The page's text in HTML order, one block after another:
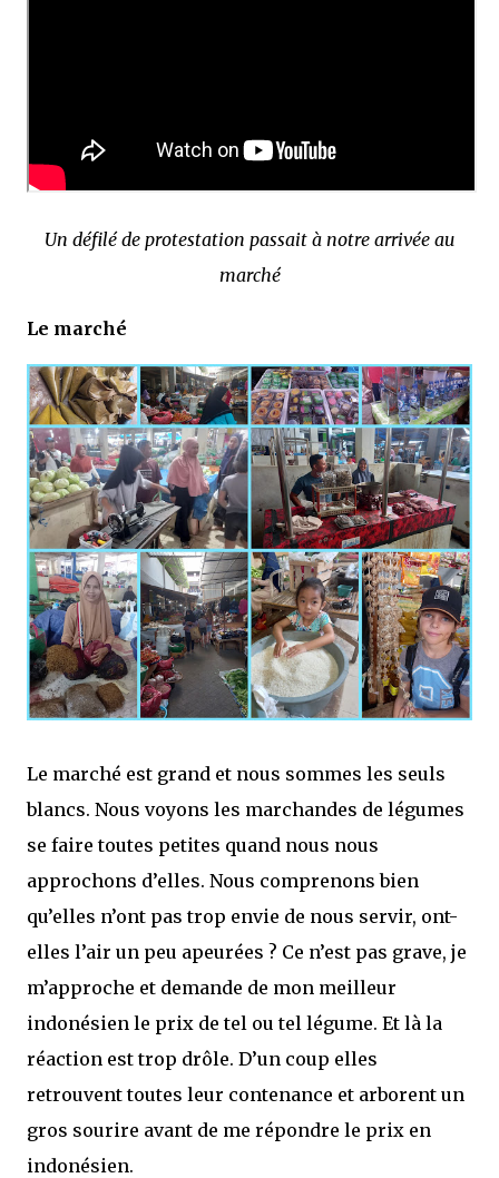
Un défilé de protestation passait à notre arrivée au
marché
Le marché
Le marché est grand et nous sommes les seuls
blancs. Nous voyons les marchandes de légumes
se faire toutes petites quand nous nous
approchons d’elles. Nous comprenons bien
qu’elles n’ont pas trop envie de nous servir, ont-
elles l’air un peu apeurées ? Ce n’est pas grave, je
m’approche et demande de mon meilleur
indonésien le prix de tel ou tel légume. Et là la
réaction est trop drôle. D’un coup elles
retrouvent toutes leur contenance et arborent un
gros sourire avant de me répondre le prix en
indonésien.